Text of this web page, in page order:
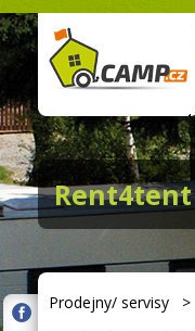
Rent4tent
Prodejny/ servisy >